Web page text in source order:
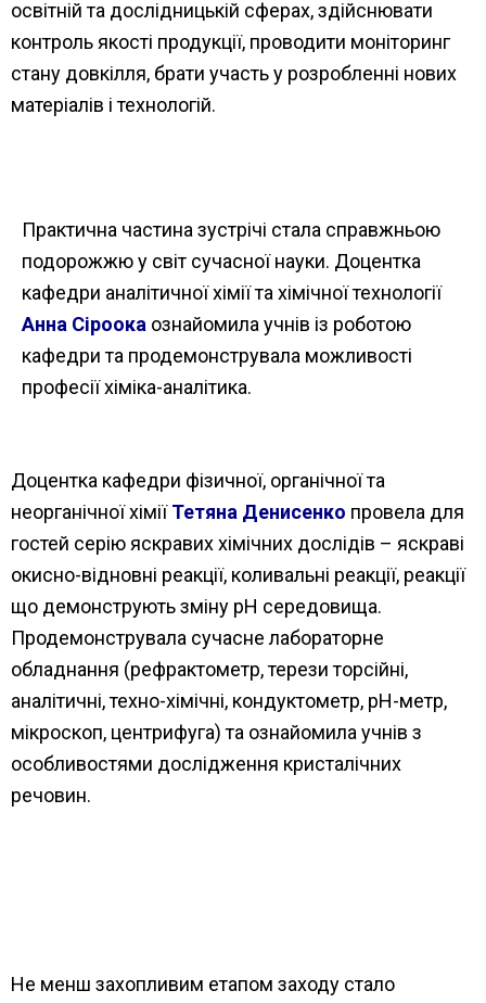
освітній та дослідницькій сферах, здійснювати
контроль якості продукції, проводити моніторинг
стану довкілля, брати участь у розробленні нових
матеріалів і технологій.
Практична частина зустрічі стала справжньою
подорожжю у світ сучасної науки. Доцентка
кафедри аналітичної хімії та хімічної технології
Анна Сіроока ознайомила учнів із роботою
кафедри та продемонструвала можливості
професії хіміка-аналітика.
Доцентка кафедри фізичної, органічної та
неорганічної хіміїТетяна Денисенко провела для
гостей серію яскравих хімічних дослідів – яскраві
окисно-відновні реакції, коливальні реакції, реакції
що демонструють зміну рН середовища.
Продемонструвала сучасне лабораторне
обладнання (рефрактометр, терези торсійні,
аналітичні, техно-хімічні, кондуктометр, рН-метр,
мікроскоп, центрифуга) та ознайомила учнів з
особливостями дослідження кристалічних
речовин.
Не менш захопливим етапом заходу стало